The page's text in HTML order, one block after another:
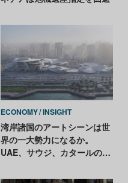
ECONOMY INSIGHT
湾岸諸国のアートシーンは世
界の一大勢力になるか。
UAE、サウジ、カタールの動